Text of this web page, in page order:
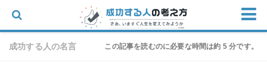
ホーム
成功する人の名言 この記事を読むのに必要な時間は約 5 分です。